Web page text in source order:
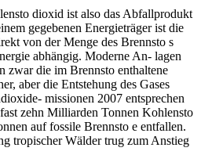
dioxid ist also das Abfallprodukt
gegebenen Energieträger ist die
von der Menge des Brennsto s
abhängig. Moderne An- lagen
zwar die im Brennsto enthaltene
aber die Entstehung des Gases
missionen 2007 entsprechen
zehn Milliarden Tonnen Kohlensto
auf fossile Brennsto e entfallen.
tropischer Wälder trug zum Anstieg